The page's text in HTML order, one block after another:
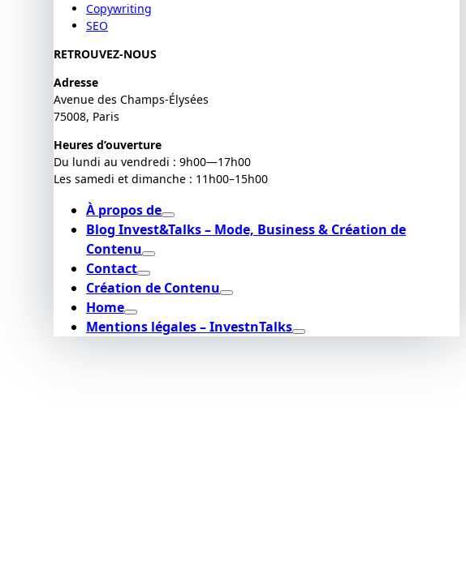
Copywriting
SEO
RETROUVEZ-NOUS
Adresse
Avenue des Champs-Élysées
75008, Paris
Heures d’ouverture
Du lundi au vendredi : 9h00—17h00
Les samedi et dimanche : 11h00–15h00
À propos de
Blog Invest&Talks – Mode, Business & Création de
Contenu
Contact
Création de Contenu
Home
Mentions légales – InvestnTalks